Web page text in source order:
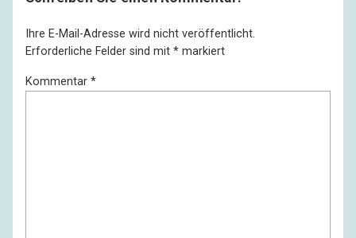
Ihre E-Mail-Adresse wird nicht veröffentlicht.
Erforderliche Felder sind mit * markiert
Kommentar *